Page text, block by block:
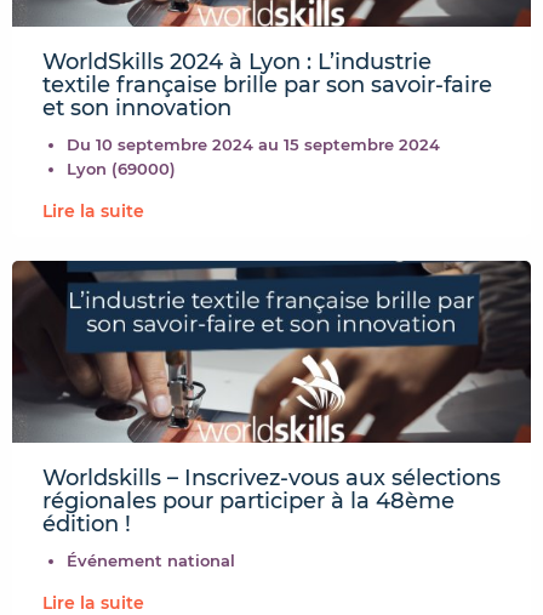
WorldSkills 2024 à Lyon : L’industrie
textile française brille par son savoir-faire
et son innovation
Du 10 septembre 2024 au 15 septembre 2024
Lyon (69000)
Lire la suite
Worldskills – Inscrivez-vous aux sélections
régionales pour participer à la 48ème
édition !
Événement national
Lire la suite